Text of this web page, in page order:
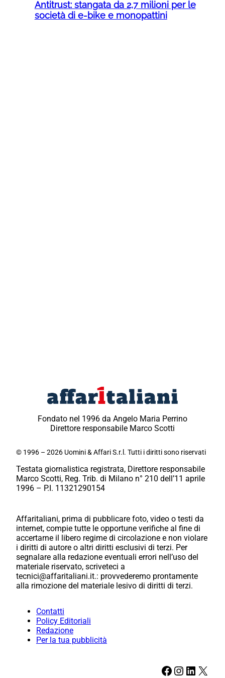
Antitrust: stangata da 2,7 milioni per le
società di e-bike e monopattini
Fondato nel 1996 da Angelo Maria Perrino
Direttore responsabile Marco Scotti
© 1996 – 2026 Uomini & Affari S.r.l. Tutti i diritti sono riservati
Testata giornalistica registrata, Direttore responsabile
Marco Scotti, Reg. Trib. di Milano n° 210 dell’11 aprile
1996 – P.I. 11321290154
Affaritaliani, prima di pubblicare foto, video o testi da
internet, compie tutte le opportune verifiche al fine di
accertarne il libero regime di circolazione e non violare
i diritti di autore o altri diritti esclusivi di terzi. Per
segnalare alla redazione eventuali errori nell’uso del
materiale riservato, scriveteci a
tecnici@affaritaliani.it.: provvederemo prontamente
alla rimozione del materiale lesivo di diritti di terzi.
Contatti
Policy Editoriali
Redazione
Per la tua pubblicità
Facebook Instagram LinkedIn X